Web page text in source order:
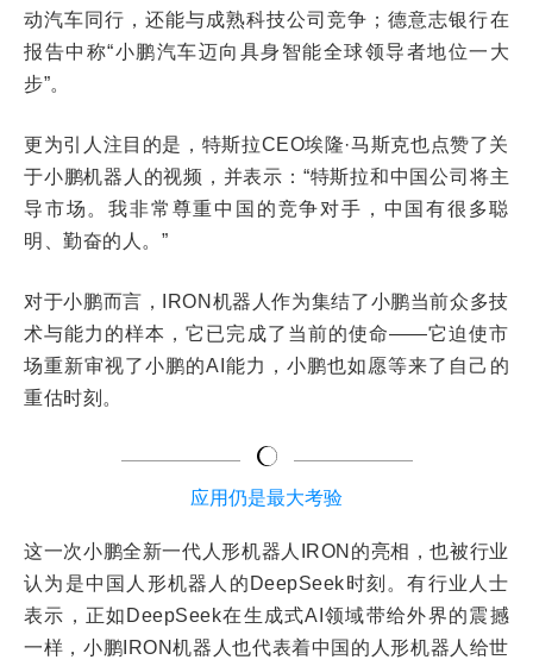
动汽车同行，还能与成熟科技公司竞争；德意志银行在
报告中称“小鹏汽车迈向具身智能全球领导者地位一大
步”。
更为引人注目的是，特斯拉CEO埃隆·马斯克也点赞了关
于小鹏机器人的视频，并表示：“特斯拉和中国公司将主
导市场。我非常尊重中国的竞争对手，中国有很多聪
明、勤奋的人。”
对于小鹏而言，IRON机器人作为集结了小鹏当前众多技
术与能力的样本，它已完成了当前的使命——它迫使市
场重新审视了小鹏的AI能力，小鹏也如愿等来了自己的
重估时刻。
应用仍是最大考验
这一次小鹏全新一代人形机器人IRON的亮相，也被行业
认为是中国人形机器人的DeepSeek时刻。有行业人士
表示，正如DeepSeek在生成式AI领域带给外界的震撼
一样，小鹏IRON机器人也代表着中国的人形机器人给世